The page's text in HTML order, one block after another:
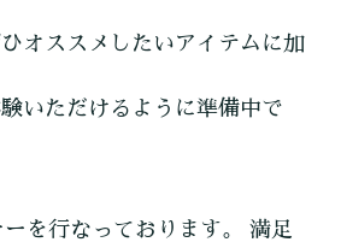
オススメしたいアイテムに加
いただけるように準備中で
を行なっております。 満足